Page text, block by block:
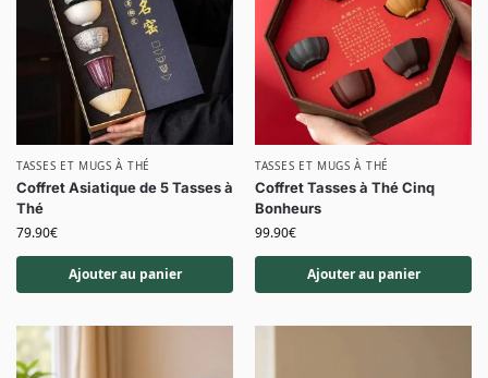
TASSES ET MUGS À THÉ
Coffret Asiatique de 5 Tasses à
Thé
79.90€
Ajouter au panier
TASSES ET MUGS À THÉ
Coffret Tasses à Thé Cinq
Bonheurs
99.90€
Ajouter au panier